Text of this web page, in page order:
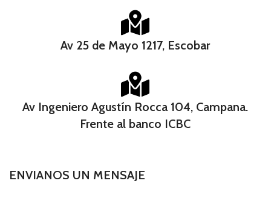
Av 25 de Mayo 1217, Escobar
Av Ingeniero Agustín Rocca 104, Campana.
Frente al banco ICBC​
ENVIANOS UN MENSAJE